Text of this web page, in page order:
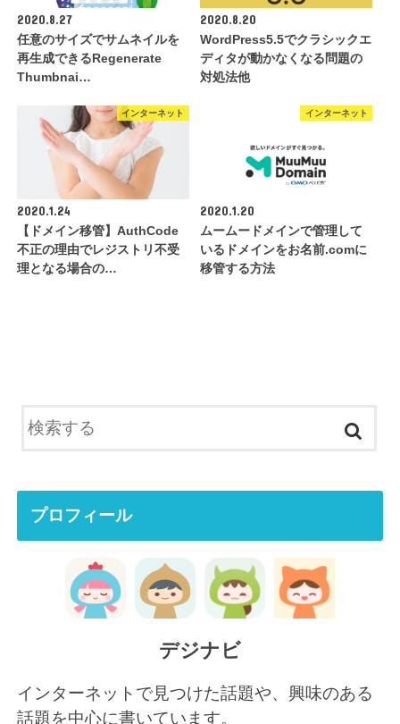
2020.8.27
任意のサイズでサムネイルを
再生成できるRegenerate
Thumbnai…
2020.8.20
WordPress5.5でクラシックエ
ディタが動かなくなる問題の
対処法他
インターネット
2020.1.24
【ドメイン移管】AuthCode
不正の理由でレジストリ不受
理となる場合の…
インターネット
2020.1.20
ムームードメインで管理して
いるドメインをお名前.comに
移管する方法
プロフィール
デジナビ
インターネットで見つけた話題や、興味のある
話題を中心に書いています。